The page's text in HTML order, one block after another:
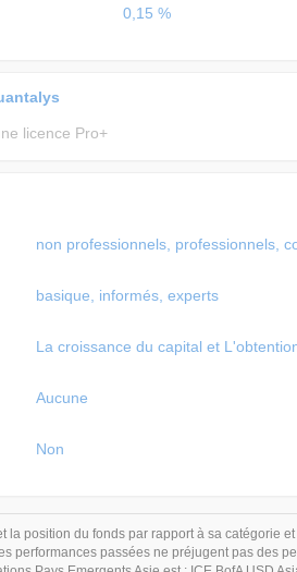
0,15 %
licence Pro+
non professionnels, professionnels,
basique, informés, experts
La croissance du capital et
Aucune
Non
la position du fonds par rapport à sa catégorie
performances passées ne préjugent pas des